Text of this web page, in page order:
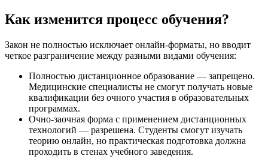
Как изменится процесс обучения?
Закон не полностью исключает онлайн-форматы, но вводит
четкое разграничение между разными видами обучения:
Полностью дистанционное образование — запрещено.
Медицинские специалисты не смогут получать новые
квалификации без очного участия в образовательных
программах.
Очно-заочная форма с применением дистанционных
технологий — разрешена. Студенты смогут изучать
теорию онлайн, но практическая подготовка должна
проходить в стенах учебного заведения.